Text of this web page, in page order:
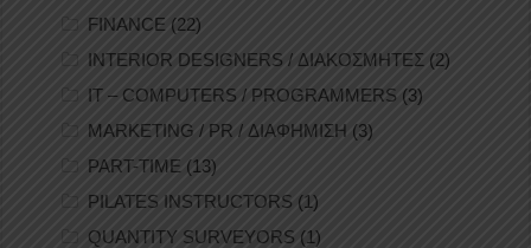
FINANCE (22)
INTERIOR DESIGNERS / ΔΙΑΚΟΣΜΗΤΕΣ (2)
IT – COMPUTERS / PROGRAMMERS (3)
MARKETING / PR / ΔΙΑΦΗΜΙΣΗ (3)
PART-TIME (13)
PILATES INSTRUCTORS (1)
QUANTITY SURVEYORS (1)